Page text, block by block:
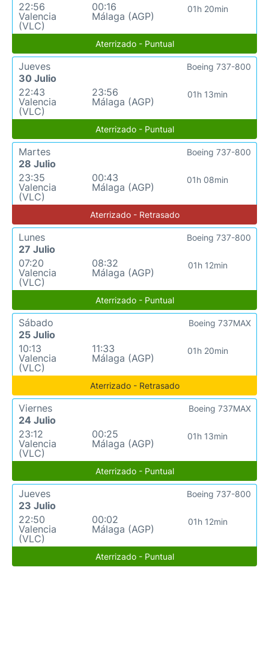
22:56
Valencia
(VLC)
00:16
Málaga (AGP)
01h 20min
Aterrizado - Puntual
Jueves
30 Julio
22:43
Valencia
(VLC)
23:56
Málaga (AGP)
01h 13min
Boeing 737-800
Aterrizado - Puntual
Martes
28 Julio
23:35
Valencia
(VLC)
00:43
Málaga (AGP)
01h 08min
Boeing 737-800
Aterrizado - Retrasado
Lunes
27 Julio
07:20
Valencia
(VLC)
08:32
Málaga (AGP)
01h 12min
Boeing 737-800
Aterrizado - Puntual
Sábado
25 Julio
10:13
Valencia
(VLC)
11:33
Málaga (AGP)
01h 20min
Boeing 737MAX
Aterrizado - Retrasado
Viernes
24 Julio
23:12
Valencia
(VLC)
00:25
Málaga (AGP)
01h 13min
Boeing 737MAX
Aterrizado - Puntual
Jueves
23 Julio
22:50
Valencia
(VLC)
00:02
Málaga (AGP)
01h 12min
Boeing 737-800
Aterrizado - Puntual